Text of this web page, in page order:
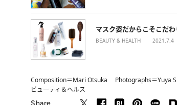
マスク姿だからこそこだ
BEAUTY & HEALTH 2021.7.4
Composition＝Mari Otsuka Photographs＝
ビューティ＆ヘルス
Share